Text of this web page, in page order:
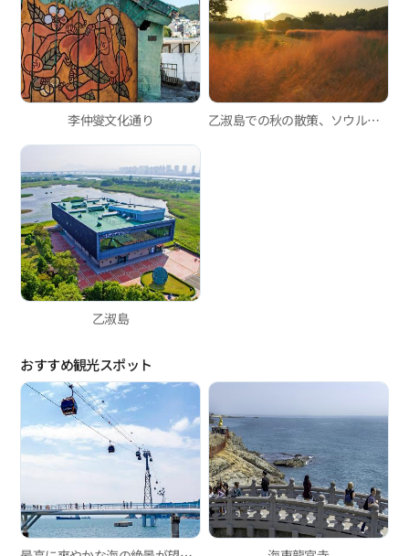
李仲燮文化通り 乙淑島での秋の散策、ソウルウォーカーの釜山旅行
乙淑島
おすすめ観光スポット